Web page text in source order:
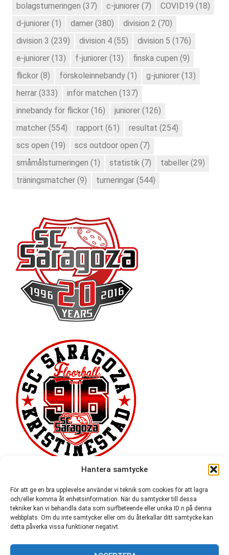
Hantera samtycke
För att ge en bra upplevelse använder vi teknik som cookies för att lagra
och/eller komma åt enhetsinformation. När du samtycker till dessa
tekniker kan vi behandla data som surfbeteende eller unika ID:n på denna
webbplats. Om du inte samtycker eller om du återkallar ditt samtycke kan
detta påverka vissa funktioner negativt.
bolagsturneringen (37) c-juniorer (7) COVID19 (18)
d-juniorer (1) damer (380) division 2 (70)
division 3 (239) division 4 (55) division 5 (176)
e-juniorer (13) f-juniorer (13) finska cupen (9)
flickor (8) förskoleinnebandy (1) g-juniorer (13)
herrar (333) inför matchen (137)
innebandy för flickor (16) juniorer (126)
matcher (554) rapport (61) resultat (254)
scs open (19) scs outdoor open (7)
småmålsturneringen (1) statistik (7) tabeller (29)
träningsmatcher (9) turneringar (544)